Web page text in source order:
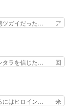
然のポアロクイズ
からついにくれあ
事にな… プレゼン
オレ… 玲夜さまサ
ちゃ… 玲夜から柚子
が18歳になるま
た男（cv石田彰）
態ツガイだった… ア
ゃんはい… 影森の
るのに… 今回はも
似た怒… ユルと戦っ
のが… しかしアサ
色々とひっかけが
ンゾウが従える大
シタラを信じた… 回
れず、モ… ドレゲ
になり… ドレゲネ
ジャタ… 年上旦那が
笑っ… ダイルの儀式
るにはヒロイン… 来